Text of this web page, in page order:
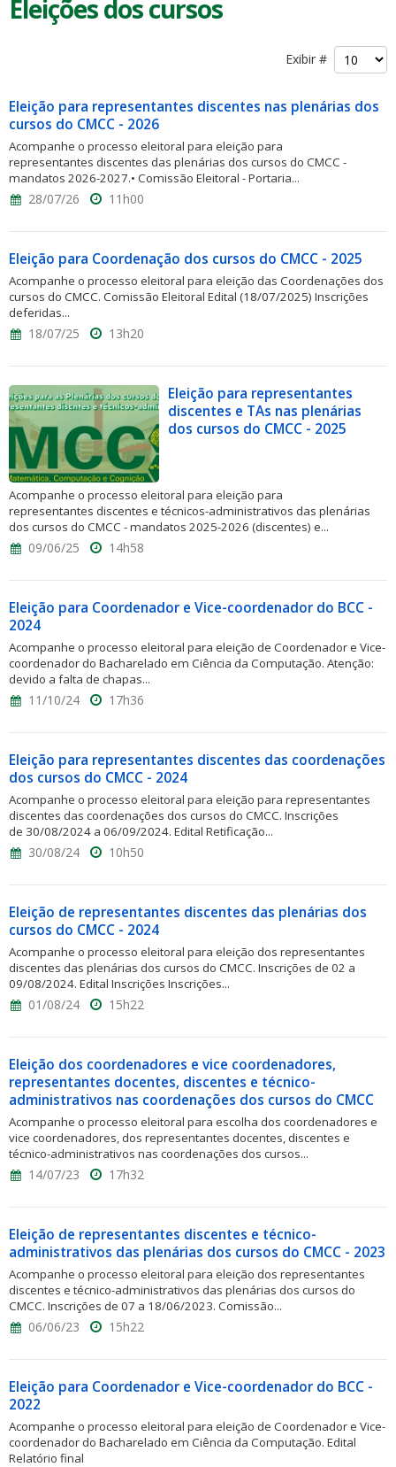
Eleições dos cursos
Exibir #
Eleição para representantes discentes nas plenárias dos
cursos do CMCC - 2026
Acompanhe o processo eleitoral para eleição para
representantes discentes das plenárias dos cursos do CMCC -
mandatos 2026-2027.• Comissão Eleitoral - Portaria...
28/07/26 11h00
Eleição para Coordenação dos cursos do CMCC - 2025
Acompanhe o processo eleitoral para eleição das Coordenações dos
cursos do CMCC. Comissão Eleitoral Edital (18/07/2025) Inscrições
deferidas...
18/07/25 13h20
Eleição para representantes
discentes e TAs nas plenárias
dos cursos do CMCC - 2025
Acompanhe o processo eleitoral para eleição para
representantes discentes e técnicos-administrativos das plenárias
dos cursos do CMCC - mandatos 2025-2026 (discentes) e...
09/06/25 14h58
Eleição para Coordenador e Vice-coordenador do BCC -
2024
Acompanhe o processo eleitoral para eleição de Coordenador e Vice-
coordenador do Bacharelado em Ciência da Computação. Atenção:
devido a falta de chapas...
11/10/24 17h36
Eleição para representantes discentes das coordenações
dos cursos do CMCC - 2024
Acompanhe o processo eleitoral para eleição para representantes
discentes das coordenações dos cursos do CMCC. Inscrições
de 30/08/2024 a 06/09/2024. Edital Retificação...
30/08/24 10h50
Eleição de representantes discentes das plenárias dos
cursos do CMCC - 2024
Acompanhe o processo eleitoral para eleição dos representantes
discentes das plenárias dos cursos do CMCC. Inscrições de 02 a
09/08/2024. Edital Inscrições Inscrições...
01/08/24 15h22
Eleição dos coordenadores e vice coordenadores,
representantes docentes, discentes e técnico-
administrativos nas coordenações dos cursos do CMCC
Acompanhe o processo eleitoral para escolha dos coordenadores e
vice coordenadores, dos representantes docentes, discentes e
técnico-administrativos nas coordenações dos cursos...
14/07/23 17h32
Eleição de representantes discentes e técnico-
administrativos das plenárias dos cursos do CMCC - 2023
Acompanhe o processo eleitoral para eleição dos representantes
discentes e técnico-administrativos das plenárias dos cursos do
CMCC. Inscrições de 07 a 18/06/2023. Comissão...
06/06/23 15h22
Eleição para Coordenador e Vice-coordenador do BCC -
2022
Acompanhe o processo eleitoral para eleição de Coordenador e Vice-
coordenador do Bacharelado em Ciência da Computação. Edital
Relatório final